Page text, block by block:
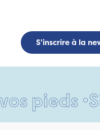
S'inscrire à la
•Si